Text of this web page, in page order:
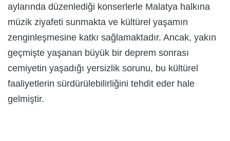
aylarında düzenlediği konserlerle Malatya halkına
müzik ziyafeti sunmakta ve kültürel yaşamın
zenginleşmesine katkı sağlamaktadır. Ancak, yakın
geçmişte yaşanan büyük bir deprem sonrası
cemiyetin yaşadığı yersizlik sorunu, bu kültürel
faaliyetlerin sürdürülebilirliğini tehdit eder hale
gelmiştir.